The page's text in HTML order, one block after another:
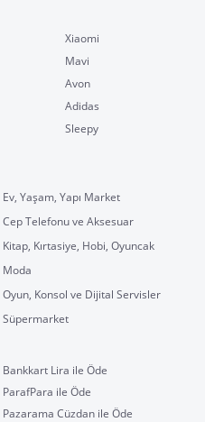
Xiaomi
Mavi
Avon
Adidas
Sleepy
Ev, Yaşam, Yapı Market
Cep Telefonu ve Aksesuar
Kitap, Kırtasiye, Hobi, Oyuncak
Moda
Oyun, Konsol ve Dijital Servisler
Süpermarket
Bankkart Lira ile Öde
ParafPara ile Öde
Pazarama Cüzdan ile Öde